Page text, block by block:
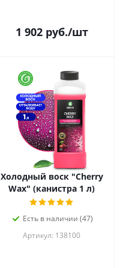
1 902руб./шт
Холодный воск "Cherry
Wax" (канистра 1 л)
Есть в наличии (47)
Артикул: 138100